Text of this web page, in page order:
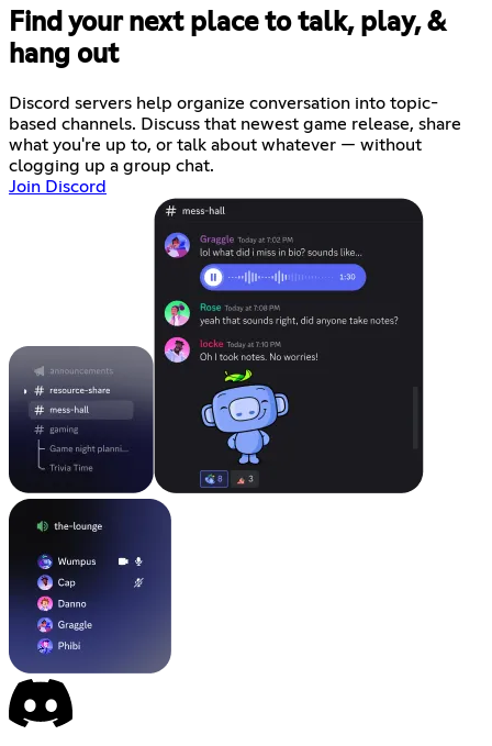
Find your next place to talk, play, &
hang out
Discord servers help organize conversation into topic-
based channels. Discuss that newest game release, share
what you're up to, or talk about whatever — without
clogging up a group chat.
Join Discord